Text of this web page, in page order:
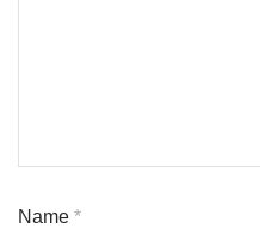
Name *